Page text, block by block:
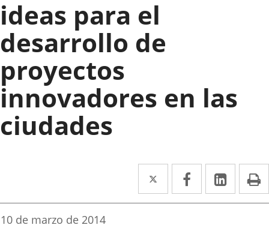
ideas para el
desarrollo de
proyectos
innovadores en las
ciudades
Twitter
Enlace
a
Facebook
Enlace
a
Enlace
a
Fecha
10 de marzo de 2014